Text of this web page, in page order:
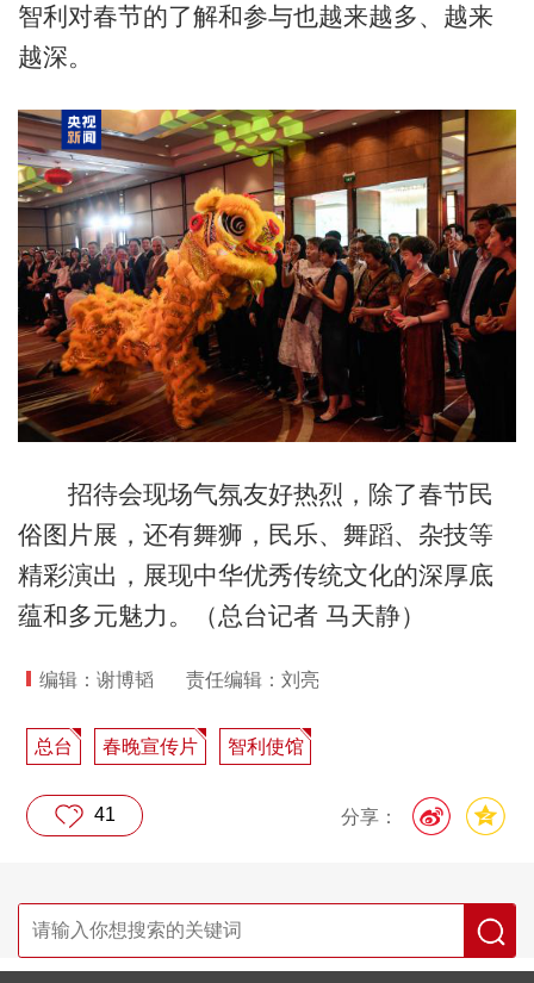
智利对春节的了解和参与也越来越多、越来
越深。
招待会现场气氛友好热烈，除了春节民
俗图片展，还有舞狮，民乐、舞蹈、杂技等
精彩演出，展现中华优秀传统文化的深厚底
蕴和多元魅力。（总台记者 马天静）
编辑：谢博韬 责任编辑：刘亮
总台 春晚宣传片 智利使馆
分享：
41